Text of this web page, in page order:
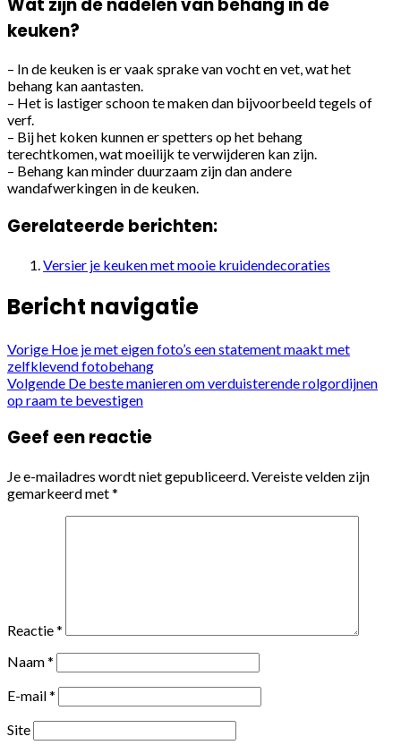
keuken?
– In de keuken is er vaak sprake van vocht en vet, wat het
behang kan aantasten.
– Het is lastiger schoon te maken dan bijvoorbeeld tegels of
verf.
– Bij het koken kunnen er spetters op het behang
terechtkomen, wat moeilijk te verwijderen kan zijn.
– Behang kan minder duurzaam zijn dan andere
wandafwerkingen in de keuken.
Gerelateerde berichten:
Versier je keuken met mooie kruidendecoraties
Bericht navigatie
Vorige Hoe je met eigen foto’s een statement maakt met
zelfklevend fotobehang
Volgende De beste manieren om verduisterende rolgordijnen
op raam te bevestigen
Geef een reactie
Je e-mailadres wordt niet gepubliceerd.Vereiste velden zijn
gemarkeerd met*
Reactie*
Naam*
E-mail*
Site